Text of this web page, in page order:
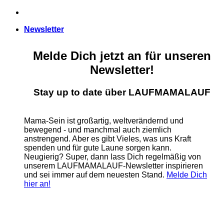
Zum
springenNewsletter
Melde Dich jetzt an für unseren
Newsletter!
Stay up to date über LAUFMAMALAUF
Mama-Sein ist großartig, weltverändernd und
bewegend - und manchmal auch ziemlich
anstrengend. Aber es gibt Vieles, was uns Kraft
spenden und für gute Laune sorgen kann.
Neugierig? Super, dann lass Dich regelmäßig von
unserem LAUFMAMALAUF-Newsletter inspirieren
und sei immer auf dem neuesten Stand. Melde Dich
hier an!